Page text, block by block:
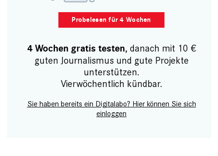
Probelesen für 4 Wochen
4 Wochen gratis testen, danach mit 10 €
guten Journalismus und gute Projekte
unterstützen.
Vierwöchentlich kündbar.
Sie haben bereits ein Digitalabo? Hier können Sie sich
einloggen